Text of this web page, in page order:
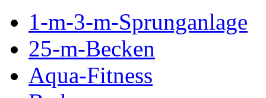
1-m-3-m-Sprunganlage
25-m-Becken
Aqua-Fitness